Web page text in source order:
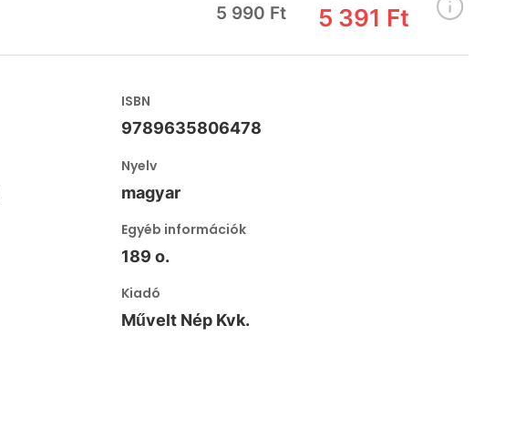
5 990 Ft 5 391 Ft
ISBN
9789635806478
Nyelv
magyar
Egyéb információk
189 o.
Kiadó
Művelt Nép Kvk.